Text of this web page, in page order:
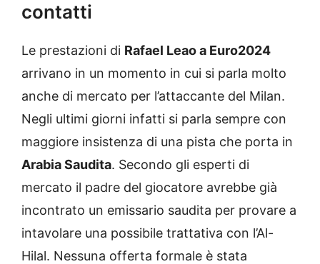
contatti
Le prestazioni di Rafael Leao a Euro2024
arrivano in un momento in cui si parla molto
anche di mercato per l’attaccante del Milan.
Negli ultimi giorni infatti si parla sempre con
maggiore insistenza di una pista che porta in
Arabia Saudita. Secondo gli esperti di
mercato il padre del giocatore avrebbe già
incontrato un emissario saudita per provare a
intavolare una possibile trattativa con l’Al-
Hilal. Nessuna offerta formale è stata